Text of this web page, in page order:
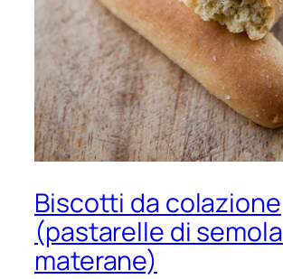
Biscotti da colazione
(pastarelle di semola
materane)